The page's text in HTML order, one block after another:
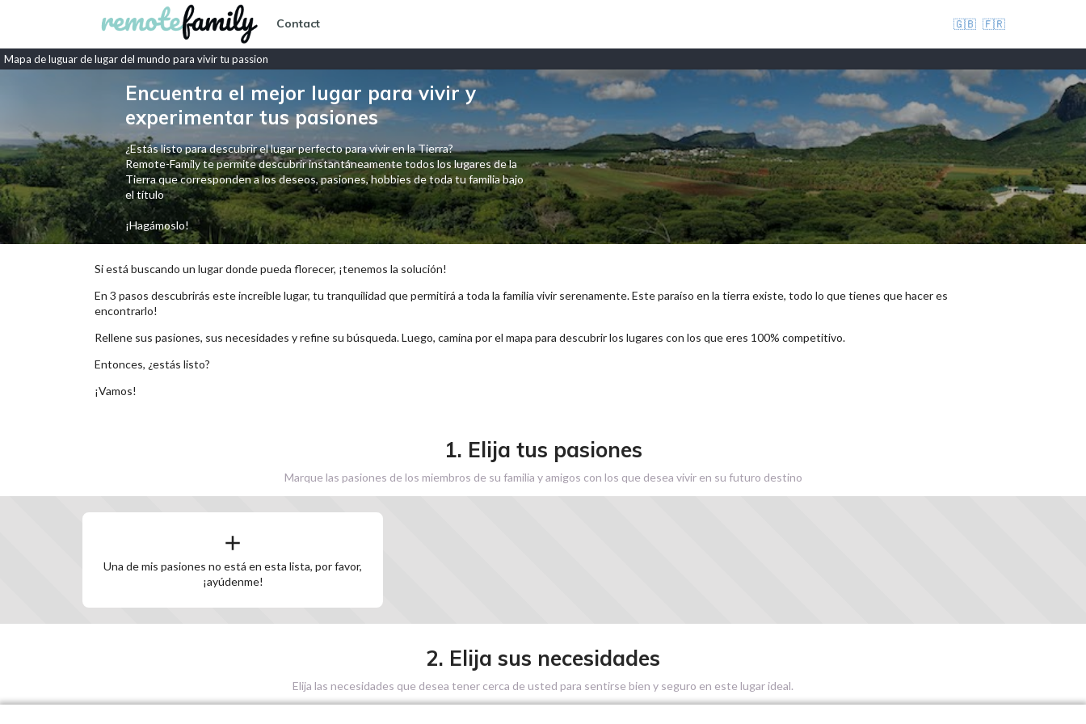
Contact 🇬🇧 🇫🇷
Mapa de luguar de lugar del mundo para vivir tu passion
Encuentra el mejor lugar para vivir y
experimentar tus pasiones
¿Estás listo para descubrir el lugar perfecto para vivir en la Tierra?
Remote-Family te permite descubrir instantáneamente todos los lugares de la
Tierra que corresponden a los deseos, pasiones, hobbies de toda tu familia bajo
el título
¡Hagámoslo!
Si está buscando un lugar donde pueda florecer, ¡tenemos la solución!
En 3 pasos descubrirás este increíble lugar, tu tranquilidad que permitirá a toda la familia vivir serenamente. Este paraíso en la tierra existe, todo lo que tienes que hacer es
encontrarlo!
Rellene sus pasiones, sus necesidades y refine su búsqueda. Luego, camina por el mapa para descubrir los lugares con los que eres 100% competitivo.
Entonces, ¿estás listo?
¡Vamos!
1. Elija tus pasiones
Marque las pasiones de los miembros de su familia y amigos con los que desea vivir en su futuro destino
Una de mis pasiones no está en esta lista, por favor,
¡ayúdenme!
2. Elija sus necesidades
Elija las necesidades que desea tener cerca de usted para sentirse bien y seguro en este lugar ideal.